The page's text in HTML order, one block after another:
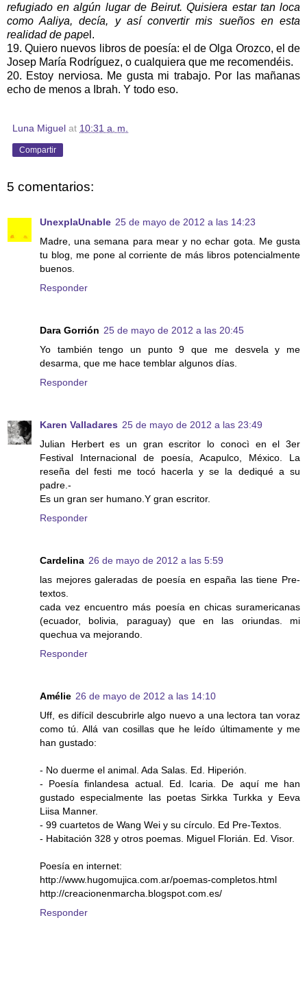
refugiado en algún lugar de Beirut. Quisiera estar tan loca
como Aaliya, decía, y así convertir mis sueños en esta
realidad de pape l.
19. Quiero nuevos libros de poesía: el de Olga Orozco, el de
Josep María Rodríguez, o cualquiera que me recomendéis.
20. Estoy nerviosa. Me gusta mi trabajo. Por las mañanas
echo de menos a Ibrah. Y todo eso.
Luna Miguel at 10:31 a. m.
Compartir
5 comentarios:
UnexplaUnable 25 de mayo de 2012 a las 14:23
Madre, una semana para mear y no echar gota. Me gusta
tu blog, me pone al corriente de más libros potencialmente
buenos.
Responder
Dara Gorrión 25 de mayo de 2012 a las 20:45
Yo también tengo un punto 9 que me desvela y me
desarma, que me hace temblar algunos días.
Responder
Karen Valladares 25 de mayo de 2012 a las 23:49
Julian Herbert es un gran escritor lo conocì en el 3er
Festival Internacional de poesía, Acapulco, México. La
reseña del festi me tocó hacerla y se la dediqué a su
padre.-
Es un gran ser humano.Y gran escritor.
Responder
Cardelina 26 de mayo de 2012 a las 5:59
las mejores galeradas de poesía en españa las tiene Pre-
textos.
cada vez encuentro más poesía en chicas suramericanas
(ecuador, bolivia, paraguay) que en las oriundas. mi
quechua va mejorando.
Responder
Amélie 26 de mayo de 2012 a las 14:10
Uff, es difícil descubrirle algo nuevo a una lectora tan voraz
como tú. Allá van cosillas que he leído últimamente y me
han gustado:
- No duerme el animal. Ada Salas. Ed. Hiperión.
- Poesía finlandesa actual. Ed. Icaria. De aquí me han
gustado especialmente las poetas Sirkka Turkka y Eeva
Liisa Manner.
- 99 cuartetos de Wang Wei y su círculo. Ed Pre-Textos.
- Habitación 328 y otros poemas. Miguel Florián. Ed. Visor.
Poesía en internet:
http://www.hugomujica.com.ar/poemas-completos.html
http://creacionenmarcha.blogspot.com.es/
Responder